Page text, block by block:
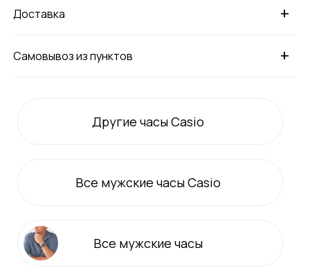
+
Доставка
+
Самовывоз из пунктов
Другие часы Casio
Все мужские часы Casio
Все мужские часы